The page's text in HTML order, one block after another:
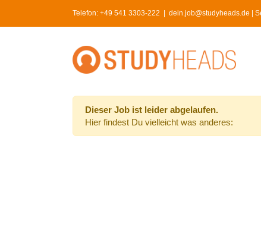
Telefon: +49 541 3303-222 dein.job@studyheads.de |
Dieser Job ist leider abgelaufen.
Hier findest Du vielleicht was anderes: